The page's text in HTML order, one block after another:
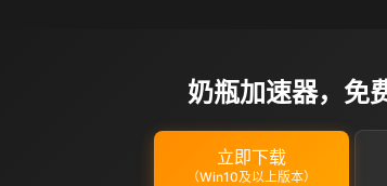
奶瓶加速器，免
立即下载
（Win10及以上版本）